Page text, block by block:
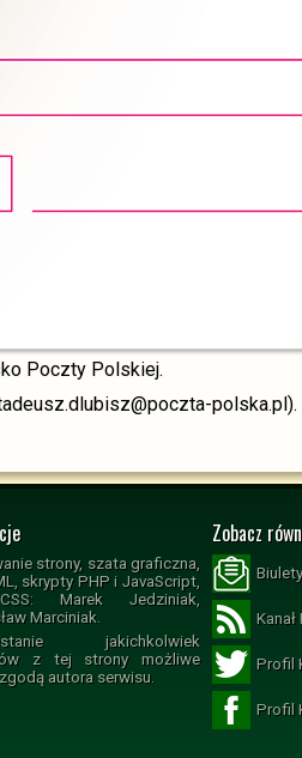
Poczty Polskiej.
polska.pl).
strony, szata graficzna,
skrypty PHP i JavaScript,
Marek Jedziniak,
Marciniak.
jakichkolwiek
z tej strony możliwe
autora serwisu.
Zobacz
Kanał
Profil
Profil